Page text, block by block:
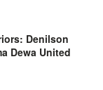
Denilson
Dewa United